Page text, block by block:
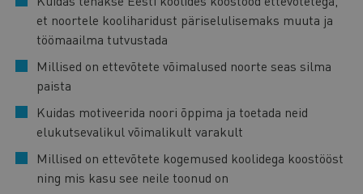
et noortele kooliharidust päriselulisemaks muuta ja
töömaailma tutvustada
Millised on ettevõtete võimalused noorte seas silma
paista
Kuidas motiveerida noori õppima ja toetada neid
elukutsevalikul võimalikult varakult
Millised on ettevõtete kogemused koolidega koostööst
ning mis kasu see neile toonud on